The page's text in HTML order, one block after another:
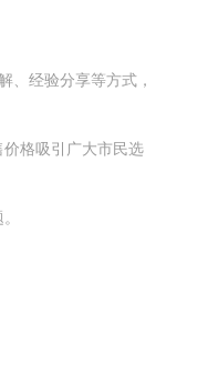
、经验分享等方式，
格吸引广大市民选